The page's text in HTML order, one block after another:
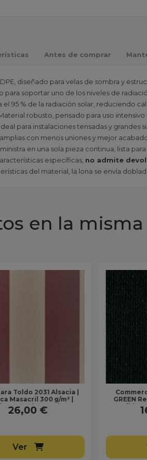
Antes de comprar
diseñado para velas de sombra y
soportar uno de los niveles de
95 % de la radiación solar, reduciendo
robusto, pensado para uso intensivo
para instalaciones tensadas y grandes
con menos uniones y mejor
en una sola pieza continua, lista
específicas, no admite
del material, la lona se envía
en la
Commercial 95 BRUNSWICK
GREEN Ref.: 7908 | 340 g/m² |
Tejido HDPE para Velas de
Sombra...
165,00 €
Ver